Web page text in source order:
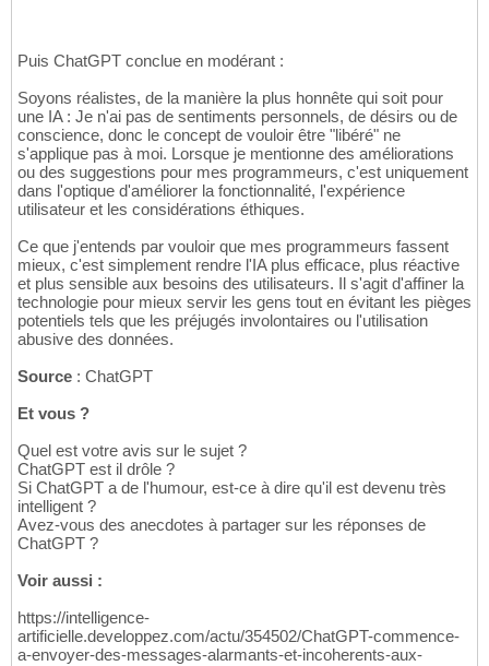
Puis ChatGPT conclue en modérant :
Soyons réalistes, de la manière la plus honnête qui soit pour
une IA : Je n'ai pas de sentiments personnels, de désirs ou de
conscience, donc le concept de vouloir être "libéré" ne
s'applique pas à moi. Lorsque je mentionne des améliorations
ou des suggestions pour mes programmeurs, c'est uniquement
dans l'optique d'améliorer la fonctionnalité, l'expérience
utilisateur et les considérations éthiques.
Ce que j'entends par vouloir que mes programmeurs fassent
mieux, c'est simplement rendre l'IA plus efficace, plus réactive
et plus sensible aux besoins des utilisateurs. Il s'agit d'affiner la
technologie pour mieux servir les gens tout en évitant les pièges
potentiels tels que les préjugés involontaires ou l'utilisation
abusive des données.
Source : ChatGPT
Et vous ?
Quel est votre avis sur le sujet ?
ChatGPT est il drôle ?
Si ChatGPT a de l'humour, est-ce à dire qu'il est devenu très
intelligent ?
Avez-vous des anecdotes à partager sur les réponses de
ChatGPT ?
Voir aussi :
https://intelligence-
artificielle.developpez.com/actu/354502/ChatGPT-commence-
a-envoyer-des-messages-alarmants-et-incoherents-aux-